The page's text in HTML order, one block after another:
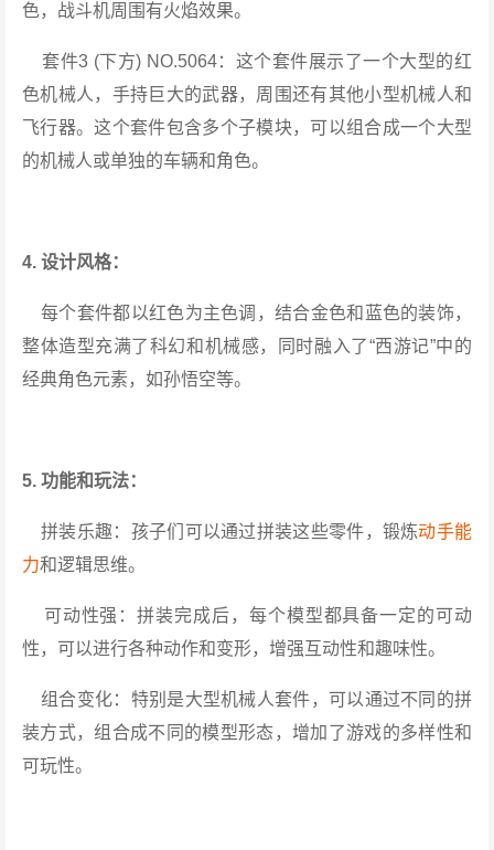
色，战斗机周围有火焰效果。
套件3 (下方) NO.5064：这个套件展示了一个大型的红
色机械人，手持巨大的武器，周围还有其他小型机械人和
飞行器。这个套件包含多个子模块，可以组合成一个大型
的机械人或单独的车辆和角色。
4. 设计风格：
每个套件都以红色为主色调，结合金色和蓝色的装饰，
整体造型充满了科幻和机械感，同时融入了“西游记”中的
经典角色元素，如孙悟空等。
5. 功能和玩法：
拼装乐趣：孩子们可以通过拼装这些零件，锻炼动手能
力和逻辑思维。
可动性强：拼装完成后，每个模型都具备一定的可动
性，可以进行各种动作和变形，增强互动性和趣味性。
组合变化：特别是大型机械人套件，可以通过不同的拼
装方式，组合成不同的模型形态，增加了游戏的多样性和
可玩性。